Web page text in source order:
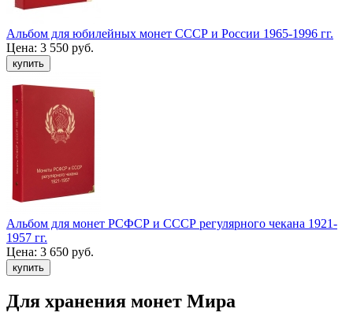
Альбом для юбилейных монет СССР и России 1965-1996 гг.
Цена: 3 550 руб.
Альбом для монет РСФСР и СССР регулярного чекана 1921-
1957 гг.
Цена: 3 650 руб.
Для хранения монет Мира